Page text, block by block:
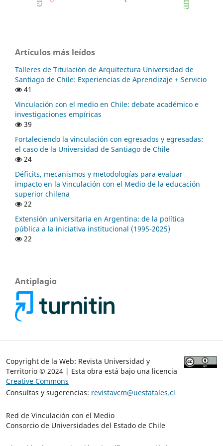
Artículos más leídos
Talleres de Titulación de Arquitectura Universidad de
Santiago de Chile: Experiencias de Aprendizaje + Servicio
41
Vinculación con el medio en Chile: debate académico e
investigaciones empíricas
39
Fortaleciendo la vinculación con egresados y egresadas:
el caso de la Universidad de Santiago de Chile
24
Déficits, mecanismos y metodologías para evaluar
impacto en la Vinculación con el Medio de la educación
superior chilena
22
Extensión universitaria en Argentina: de la política
pública a la iniciativa institucional (1995-2025)
22
Antiplagio
Copyright de la Web: Revista Universidad y
Territorio © 2024 | Esta obra está bajo una licencia
Creative Commons
Consultas y sugerencias: revistavcm@uestatales.cl
Red de Vinculación con el Medio
Consorcio de Universidades del Estado de Chile